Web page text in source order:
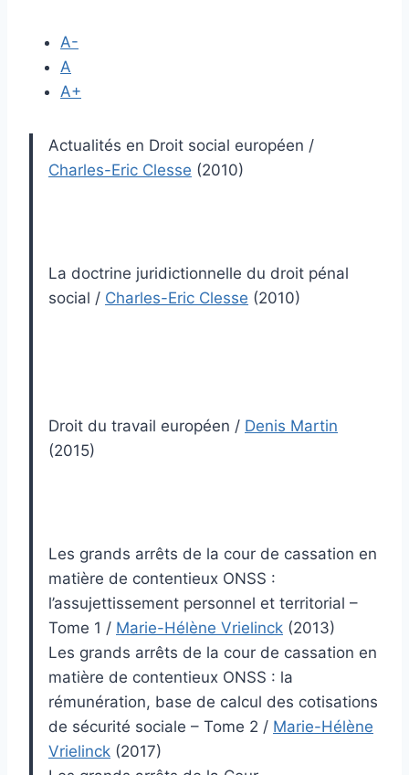
A-
A
A+
Actualités en Droit social européen /
Charles-Eric Clesse (2010)
La doctrine juridictionnelle du droit pénal
social / Charles-Eric Clesse (2010)
Droit du travail européen / Denis Martin
(2015)
Les grands arrêts de la cour de cassation en
matière de contentieux ONSS :
l’assujettissement personnel et territorial –
Tome 1 / Marie-Hélène Vrielinck (2013)
Les grands arrêts de la cour de cassation en
matière de contentieux ONSS : la
rémunération, base de calcul des cotisations
de sécurité sociale – Tome 2 / Marie-Hélène
Vrielinck (2017)